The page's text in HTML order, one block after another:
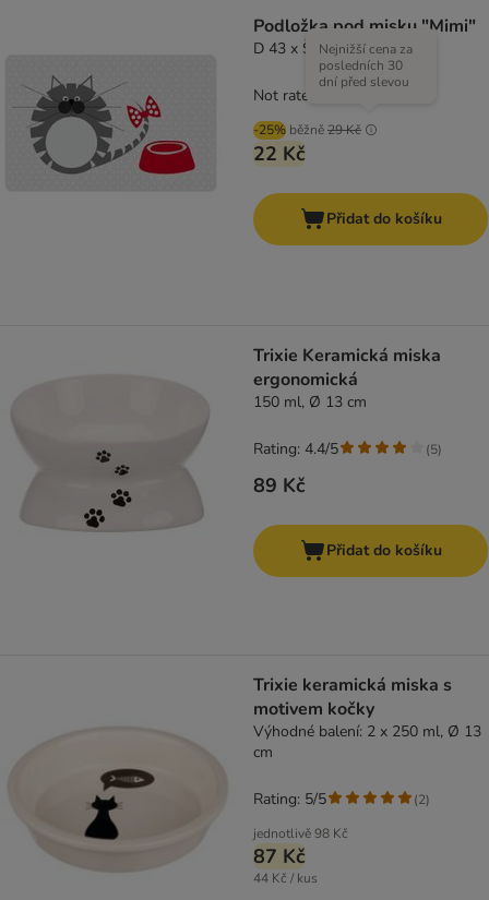
Podložka pod misku "Mimi"
D 43 x Š 28,5 cm
-25% běžně29 Kč
Nejnižší cena za
posledních 30
dní před slevou
22 Kč
Not rated
Přidat do košíku
Trixie Keramická miska
ergonomická
150 ml, Ø 13 cm
89 Kč
Rating: 4.4/5 (5)
Přidat do košíku
Trixie keramická miska s
motivem kočky
Výhodné balení: 2 x 250 ml, Ø 13
cm
jednotlivě98 Kč
87 Kč
44 Kč / kus
Rating: 5/5 (2)